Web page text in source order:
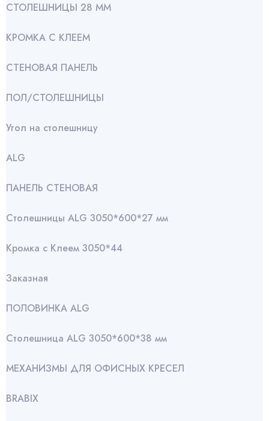
СТОЛЕШНИЦЫ 28 ММ
КРОМКА С КЛЕЕМ
СТЕНОВАЯ ПАНЕЛЬ
ПОЛ/СТОЛЕШНИЦЫ
Угол на столешницу
АLG
ПАНЕЛЬ СТЕНОВАЯ
Столешницы ALG 3050*600*27 мм
Кромка с Клеем 3050*44
Заказная
ПОЛОВИНКА ALG
Столешница ALG 3050*600*38 мм
МЕХАНИЗМЫ ДЛЯ ОФИСНЫХ КРЕСЕЛ
BRABIX